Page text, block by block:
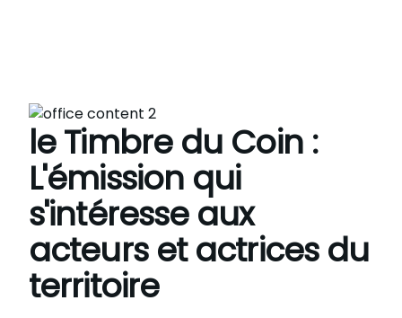
le Timbre du Coin :
L'émission qui
s'intéresse aux
acteurs et actrices du
territoire